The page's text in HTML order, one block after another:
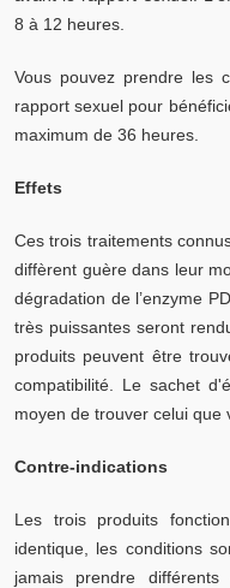
8 à 12 heures.
Vous pouvez prendre les
rapport sexuel pour
maximum de 36 heures.
Effets
Ces trois traitements
diffèrent guère dans leur
dégradation de l’enzyme
très puissantes seront
produits peuvent être
compatibilité. Le sachet
moyen de trouver celui que
Contre-indications
Les trois produits
identique, les conditions
jamais prendre différents